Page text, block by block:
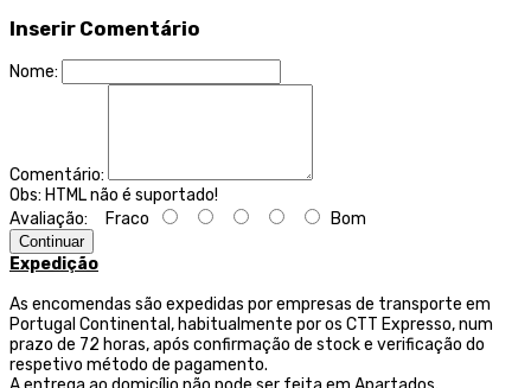
Inserir Comentário
Nome:
Comentário:
Obs: HTML não é suportado!
Avaliação: Fraco Bom
Continuar
Expedição
As encomendas são expedidas por empresas de transporte em
Portugal Continental, habitualmente por os CTT Expresso,num
prazo de 72 horas, após confirmação de stock e verificação do
respetivo método de pagamento.